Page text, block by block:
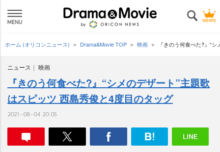
ホーム (オリコンニュース) Drama&Movie TOP 映画 『きのう何食べた?』“
ニュース 映画
『きのう何食べた?』“シメのデザート”主題歌
はスピッツ 西島秀俊と4度目のタッグ
2021-08-04 20:05